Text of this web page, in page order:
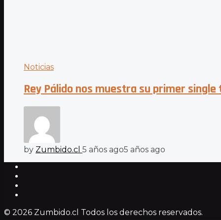
Noticias
Rey Pálido nos muestra su primer
by Zumbido.cl 5 años ago5 años ago
© 2026 Zumbido.cl Todos los derechos reservados.